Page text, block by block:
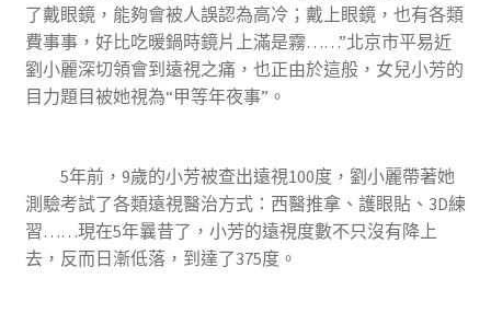
了戴眼鏡，能夠會被人誤認為高冷；戴上眼鏡，也有各類
費事事，好比吃暖鍋時鏡片上滿是霧……”北京市平易近
劉小麗深切領會到遠視之痛，也正由於這般，女兒小芳的
目力題目被她視為“甲等年夜事”。
5年前，9歲的小芳被查出遠視100度，劉小麗帶著她
測驗考試了各類遠視醫治方式：西醫推拿、護眼貼、3D練
習……現在5年曩昔了，小芳的遠視度數不只沒有降上
去，反而日漸低落，到達了375度。